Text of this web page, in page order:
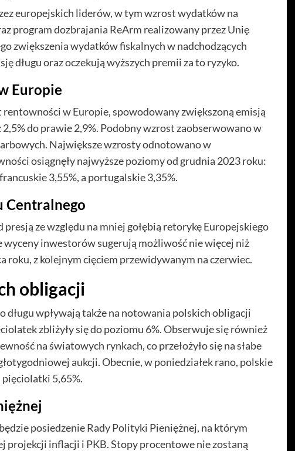
europejskich liderów, w tym wzrost wydatków na
program dozbrajania ReArm realizowany przez Unię
zwiększenia wydatków fiskalnych w nadchodzących
długu oraz oczekują wyższych premii za to ryzyko.
Europie
w Europie, spowodowany zwiększoną emisją
do prawie 2,9%. Podobny wzrost zaobserwowano w
Największe wzrosty odnotowano w
osiągnęły najwyższe poziomy od grudnia 2023 roku:
3,55%, a portugalskie 3,35%.
Centralnego
presją ze względu na mniej gołębią retorykę Europejskiego
wyceny inwestorów sugerują możliwość nie więcej niż
roku, z kolejnym cięciem przewidywanym na czerwiec.
obligacji
długu wpływają także na notowania polskich obligacji
zbliżyły się do poziomu 6%. Obserwuje się również
na światowych rynkach, co przełożyło się na słabe
aukcji. Obecnie, w poniedziałek rano, polskie
5,65%.
posiedzenie Rady Polityki Pieniężnej, na którym
projekcji inflacji i PKB. Stopy procentowe nie zostaną